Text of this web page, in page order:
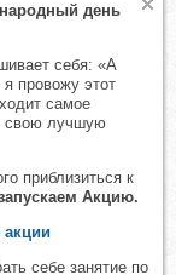
день
себя: «А
провожу этот
самое
свою лучшую
приблизиться к
Акцию.
акции
себе занятие по
Об оплате
Вы брали
находится